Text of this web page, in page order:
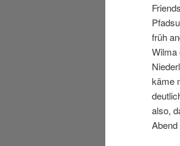
früh
Wilma
käme
also,